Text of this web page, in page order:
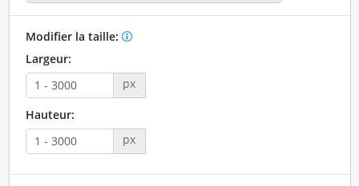
Modifier la taille:
Largeur:
px
Hauteur:
px